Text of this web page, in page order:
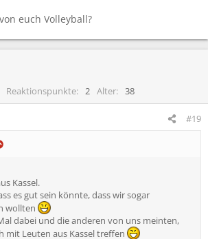
euch Volleyball?
Reaktionspunkte 2 Alter 38
#19
Kassel.
es gut sein könnte, dass wir sogar
wollten
dabei und die anderen von uns meinten,
mit Leuten aus Kassel treffen